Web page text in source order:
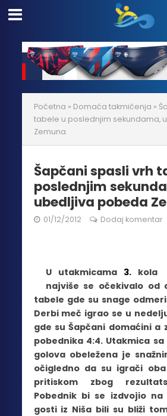
Početna » Domaća takmičenja »
tabele u poslednjim sekundama,
Zemuna
Šapčani spasli vrh
poslednjim
ubedljiva pobeda
01/12/2012 Dodaj komentar
U utakmicama 3.kola
najviše se očekivalo od
tabele gde su snage
Derbi meč igrao se u
gde su Šapčani domaćini a
pobednika 4:4. Utakmica
golova obeležena je
očigledno da su igrači
pritiskom zbog
Pobednik bi se izdvojio
gosti iz Niša bili su bliži